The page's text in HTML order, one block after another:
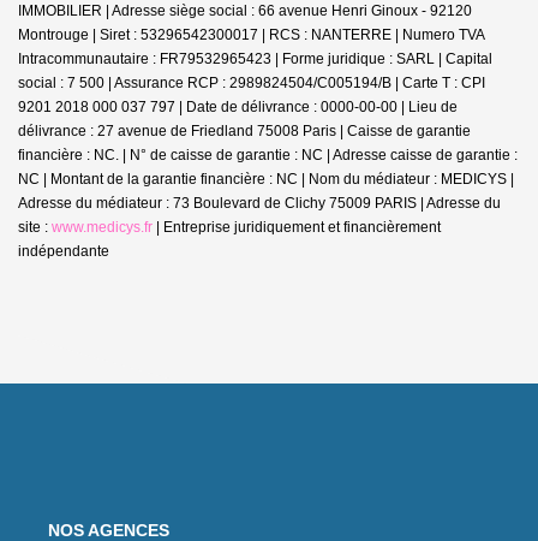
IMMOBILIER | Adresse siège social : 66 avenue Henri Ginoux - 92120
Montrouge | Siret : 53296542300017 | RCS : NANTERRE | Numero TVA
Intracommunautaire : FR79532965423 | Forme juridique : SARL | Capital
social : 7 500 | Assurance RCP : 2989824504/C005194/B | Carte T : CPI
9201 2018 000 037 797 | Date de délivrance : 0000-00-00 | Lieu de
délivrance : 27 avenue de Friedland 75008 Paris | Caisse de garantie
financière : NC. | N° de caisse de garantie : NC | Adresse caisse de garantie :
NC | Montant de la garantie financière : NC | Nom du médiateur : MEDICYS |
Adresse du médiateur : 73 Boulevard de Clichy 75009 PARIS | Adresse du
site : www.medicys.fr | Entreprise juridiquement et financièrement
indépendante
NOS AGENCES